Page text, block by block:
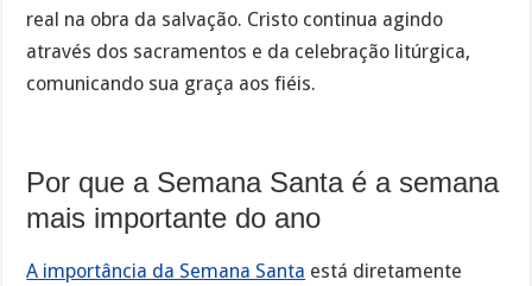
real na obra da salvação. Cristo continua agindo
através dos sacramentos e da celebração litúrgica,
comunicando sua graça aos fiéis.
Por que a Semana Santa é a semana
mais importante do ano
A importância da Semana Santa está diretamente